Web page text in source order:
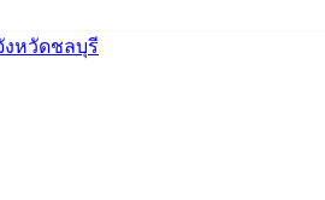
างล้างจาน
า ซิงค์อ่างล้างจาน